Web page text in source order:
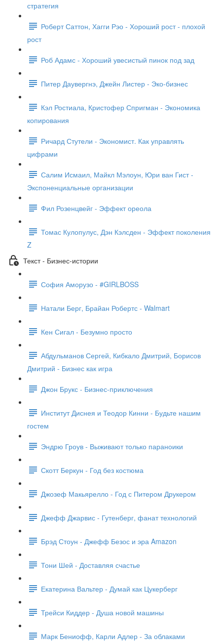
стратегия
Роберт Саттон, Хагги Рэо - Хороший рост - плохой
рост
Роб Адамс - Хороший увесистый пинок под зад
Питер Даувергнэ, Джейн Листер - Эко-бизнес
Кэл Ростиала, Кристофер Спригман - Экономика
копирования
Ричард Стутели - Экономист. Как управлять
цифрами
Салим Исмаил, Майкл Мэлоун, Юри ван Гист -
Экспоненциальные организации
Фил Розенцвейг - Эффект ореола
Томас Кулопулус, Дэн Кэлсден - Эффект поколения
Z
Текст - Бизнес-истории
София Аморузо - #GIRLBOSS
Натали Берг, Брайан Робертс - Walmart
Кен Сигал - Безумно просто
Абдульманов Сергей, Кибкало Дмитрий, Борисов
Дмитрий - Бизнес как игра
Джон Брукс - Бизнес-приключения
Институт Диснея и Теодор Кинни - Будьте нашим
гостем
Эндрю Гроув - Выживают только параноики
Скотт Беркун - Год без костюма
Джозеф Макьярелло - Год с Питером Друкером
Джефф Джарвис - Гутенберг, фанат технологий
Брэд Стоун - Джефф Безос и эра Amazon
Тони Шей - Доставляя счастье
Екатерина Вальтер - Думай как Цукерберг
Трейси Киддер - Душа новой машины
Марк Бениофф, Карли Адлер - За облаками